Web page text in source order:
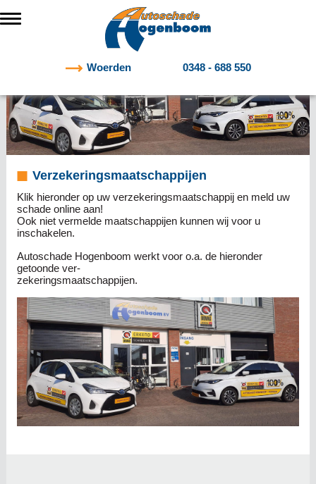
Woerden 0348 - 688 550
Verzekeringsmaatschappijen
Klik hieronder op uw verzekeringsmaatschappij en meld uw
schade online aan!
Ook niet vermelde maatschappijen kunnen wij voor u
inschakelen.
Autoschade Hogenboom werkt voor o.a. de hieronder
getoonde ver-
zekeringsmaatschappijen.